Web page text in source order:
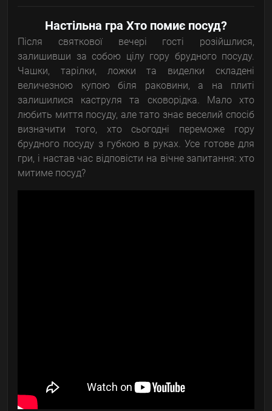
Настільна гра Хто помиє посуд?
Після святкової вечері гості розійшлися,
залишивши за собою цілу гору брудного посуду.
Чашки, тарілки, ложки та виделки складені
величезною купою біля раковини, а на плиті
залишилися каструля та сковорідка. Мало хто
любить миття посуду, але тато знає веселий спосіб
визначити того, хто сьогодні переможе гору
брудного посуду з губкою в руках. Усе готове для
гри, і настав час відповісти на вічне запитання: хто
митиме посуд?